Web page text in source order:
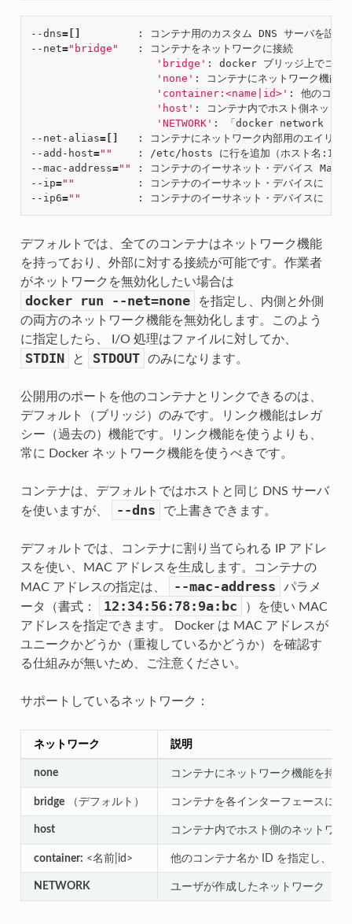
--dns=[]
         : コンテナ用のカスタム DNS サーバを設定
--net="bridge"
   : コンテナをネットワークに接続
'bridge' : docker ブリッジ上でコンテ
'none' : コンテナにネットワーク機能を
'container:<name|id>' : 他のコンテ
'host' : コンテナ内でホスト側ネットワ
'NETWORK' : 「docker network create
--net-alias=[]
: コンテナにネットワーク内部用のエイリア
--add-host=""
: /etc/hosts に行を追加（ホスト名:IPア
--mac-address=""
: コンテナのイーサネット・デバイス Mac
--ip=""
: コンテナのイーサネット・デバイスに
--ip6=""
デフォルトでは、全てのコンテナはネットワーク機能
を持っており、外部に対する接続が可能です。作業者
がネットワークを無効化したい場合は
docker run --net=none
を指定し、内側と外側
の両方のネットワーク機能を無効化します。このよう
に指定したら、 I/O 処理はファイルに対してか、
STDIN と STDOUT のみになります。
公開用のポートを他のコンテナとリンクできるのは、
デフォルト（ブリッジ）のみです。リンク機能はレガ
シー（過去の）機能です。リンク機能を使うよりも、
常に Docker ネットワーク機能を使うべきです。
コンテナは、デフォルトではホストと同じ DNS サーバ
を使いますが、
--dns で上書きできます。
デフォルトでは、コンテナに割り当てられる IP アドレ
スを使い、MAC アドレスを生成します。コンテナの
MAC アドレスの指定は、
--mac-address
パラメ
ータ（書式：
12:34:56:78:9a:bc
）を使い MAC
アドレスを指定できます。 Docker は MAC アドレスが
ユニークかどうか（重複しているかどうか）を確認す
る仕組みが無いため、ご注意ください。
サポートしているネットワーク：
ネットワーク 説明
none コンテナにネットワーク機能を持た
bridge（デフォルト） コンテナを各インターフェースに接
host コンテナ内でホスト側のネットワー
container: <名前|id> 他のコンテナ名か ID を指定し、そ
NETWORK ユーザが作成したネットワーク（